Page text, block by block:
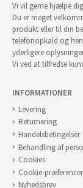
Vi vil gerne hjælpe
Du er meget
produkt eller til din
telefonopkald og
yderligere
Vi ved at tilfredse
INFORMATIONER
Levering
Returnering
Handelsbetingelser
Behandling af
Cookies
Cookie-præferencer
Nyhedsbrev